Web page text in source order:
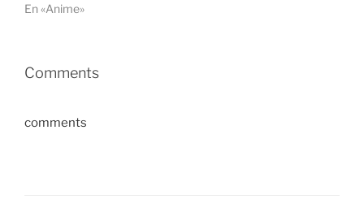
En «Anime»
Comments
comments